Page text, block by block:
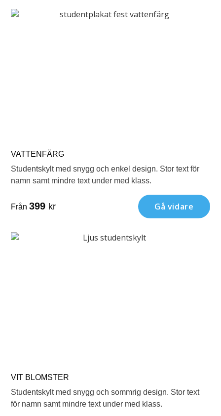
VATTENFÄRG
Studentskylt med snygg och enkel design. Stor text för
namn samt mindre text under med klass.
Från 399 kr Gå vidare
VIT BLOMSTER
Studentskylt med snygg och sommrig design. Stor text
för namn samt mindre text under med klass.